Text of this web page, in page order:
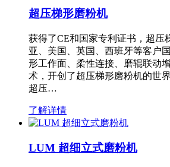
超压梯形磨粉机
获得了CE和国家专利证书，超压
亚、美国、英国、西班牙等客户
形工作面、柔性连接、磨辊联动
术，开创了超压梯形磨粉机的世
超压…
了解详情
LUM 超细立式磨粉机